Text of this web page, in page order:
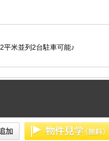
平米並列2台駐車可能♪